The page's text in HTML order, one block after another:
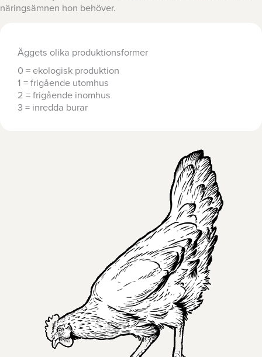
näringsämnen hon behöver.
Äggets olika produktionsformer
0 = ekologisk produktion
1 = frigående utomhus
2 = frigående inomhus
3 = inredda burar